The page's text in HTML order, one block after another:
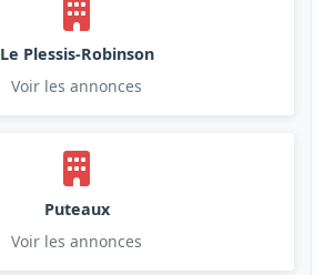
Le Plessis-Robinson
Voir les annonces
Puteaux
Voir les annonces